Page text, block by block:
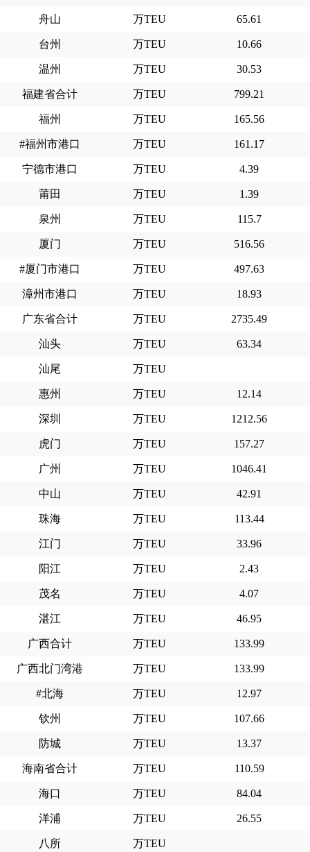
舟山 万TEU 65.61
台州 万TEU 10.66
温州 万TEU 30.53
福建省合计 万TEU 799.21
福州 万TEU 165.56
#福州市港口 万TEU 161.17
宁德市港口 万TEU 4.39
莆田 万TEU 1.39
泉州 万TEU 115.7
厦门 万TEU 516.56
#厦门市港口 万TEU 497.63
漳州市港口 万TEU 18.93
广东省合计 万TEU 2735.49
汕头 万TEU 63.34
汕尾 万TEU
惠州 万TEU 12.14
深圳 万TEU 1212.56
虎门 万TEU 157.27
广州 万TEU 1046.41
中山 万TEU 42.91
珠海 万TEU 113.44
江门 万TEU 33.96
阳江 万TEU 2.43
茂名 万TEU 4.07
湛江 万TEU 46.95
广西合计 万TEU 133.99
广西北门湾港 万TEU 133.99
#北海 万TEU 12.97
钦州 万TEU 107.66
防城 万TEU 13.37
海南省合计 万TEU 110.59
海口 万TEU 84.04
洋浦 万TEU 26.55
八所 万TEU